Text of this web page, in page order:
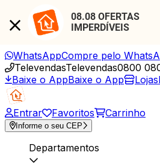
08.08 OFERTAS
IMPERDÍVEIS
WhatsAppCompre pelo
TelevendasTelevendas0800
Baixe o AppBaixe o App Lojas
Entrar Favoritos Carrinho
Informe o seu CEP
Departamentos